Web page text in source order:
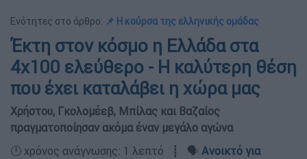
Ενότητες στο άρθρο: 📌 Η κούρσα της ελληνικής ομάδας
Έκτη στον κόσμο η Ελλάδα στα
4χ100 ελεύθερο - Η καλύτερη θέση
που έχει καταλάβει η χώρα μας
Χρήστου, Γκολομέεβ, Μπίλας και Βαζαίος
πραγματοποίησαν ακόμα έναν μεγάλο αγώνα
🕛 χρόνος ανάγνωσης: 1 λεπτό ┋ 🗣️ Ανοικτό για